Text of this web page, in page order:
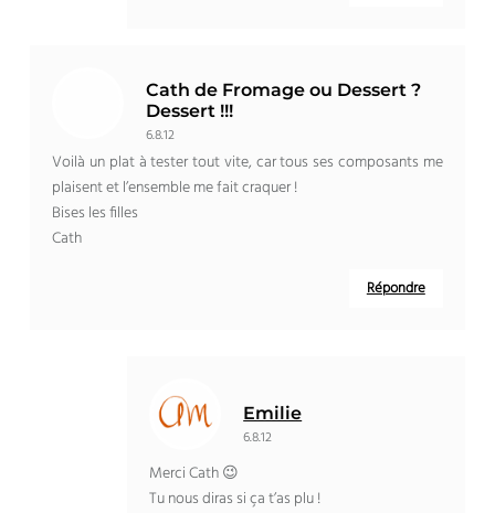
Cath de Fromage ou Dessert ?
Dessert !!!
6.8.12
Voilà un plat à tester tout vite, car tous ses composants me
plaisent et l’ensemble me fait craquer !
Bises les filles
Cath
Répondre
Emilie
6.8.12
Merci Cath 😉
Tu nous diras si ça t’as plu !